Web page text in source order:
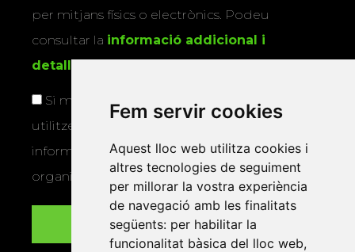
Fem servir cookies
Aquest lloc web utilitza cookies i
altres tecnologies de seguiment
per millorar la vostra experiència
de navegació amb les finalitats
següents: per habilitar la
funcionalitat bàsica del lloc web,
per mitjans físics o electrònics. Podeu
consultar la informació addicional i
detallada sobre protecció de dades
Si marqueu aquesta casella, consentiu que
utilitzem les vostres dades per a enviar-vos
informació sobre els actes i activitats que
organitza la Xarxa Vives.